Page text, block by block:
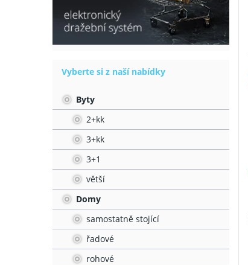
Vyberte si z naší nabídky
Byty
2+kk
3+kk
3+1
větší
Domy
samostatně stojící
řadové
rohové